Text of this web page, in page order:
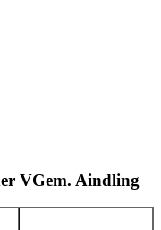
VGem. Aindling